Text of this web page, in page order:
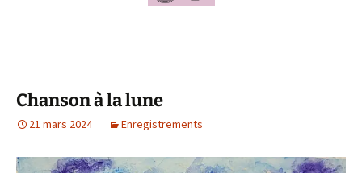
Chanson à la lune
21 mars 2024 Enregistrements